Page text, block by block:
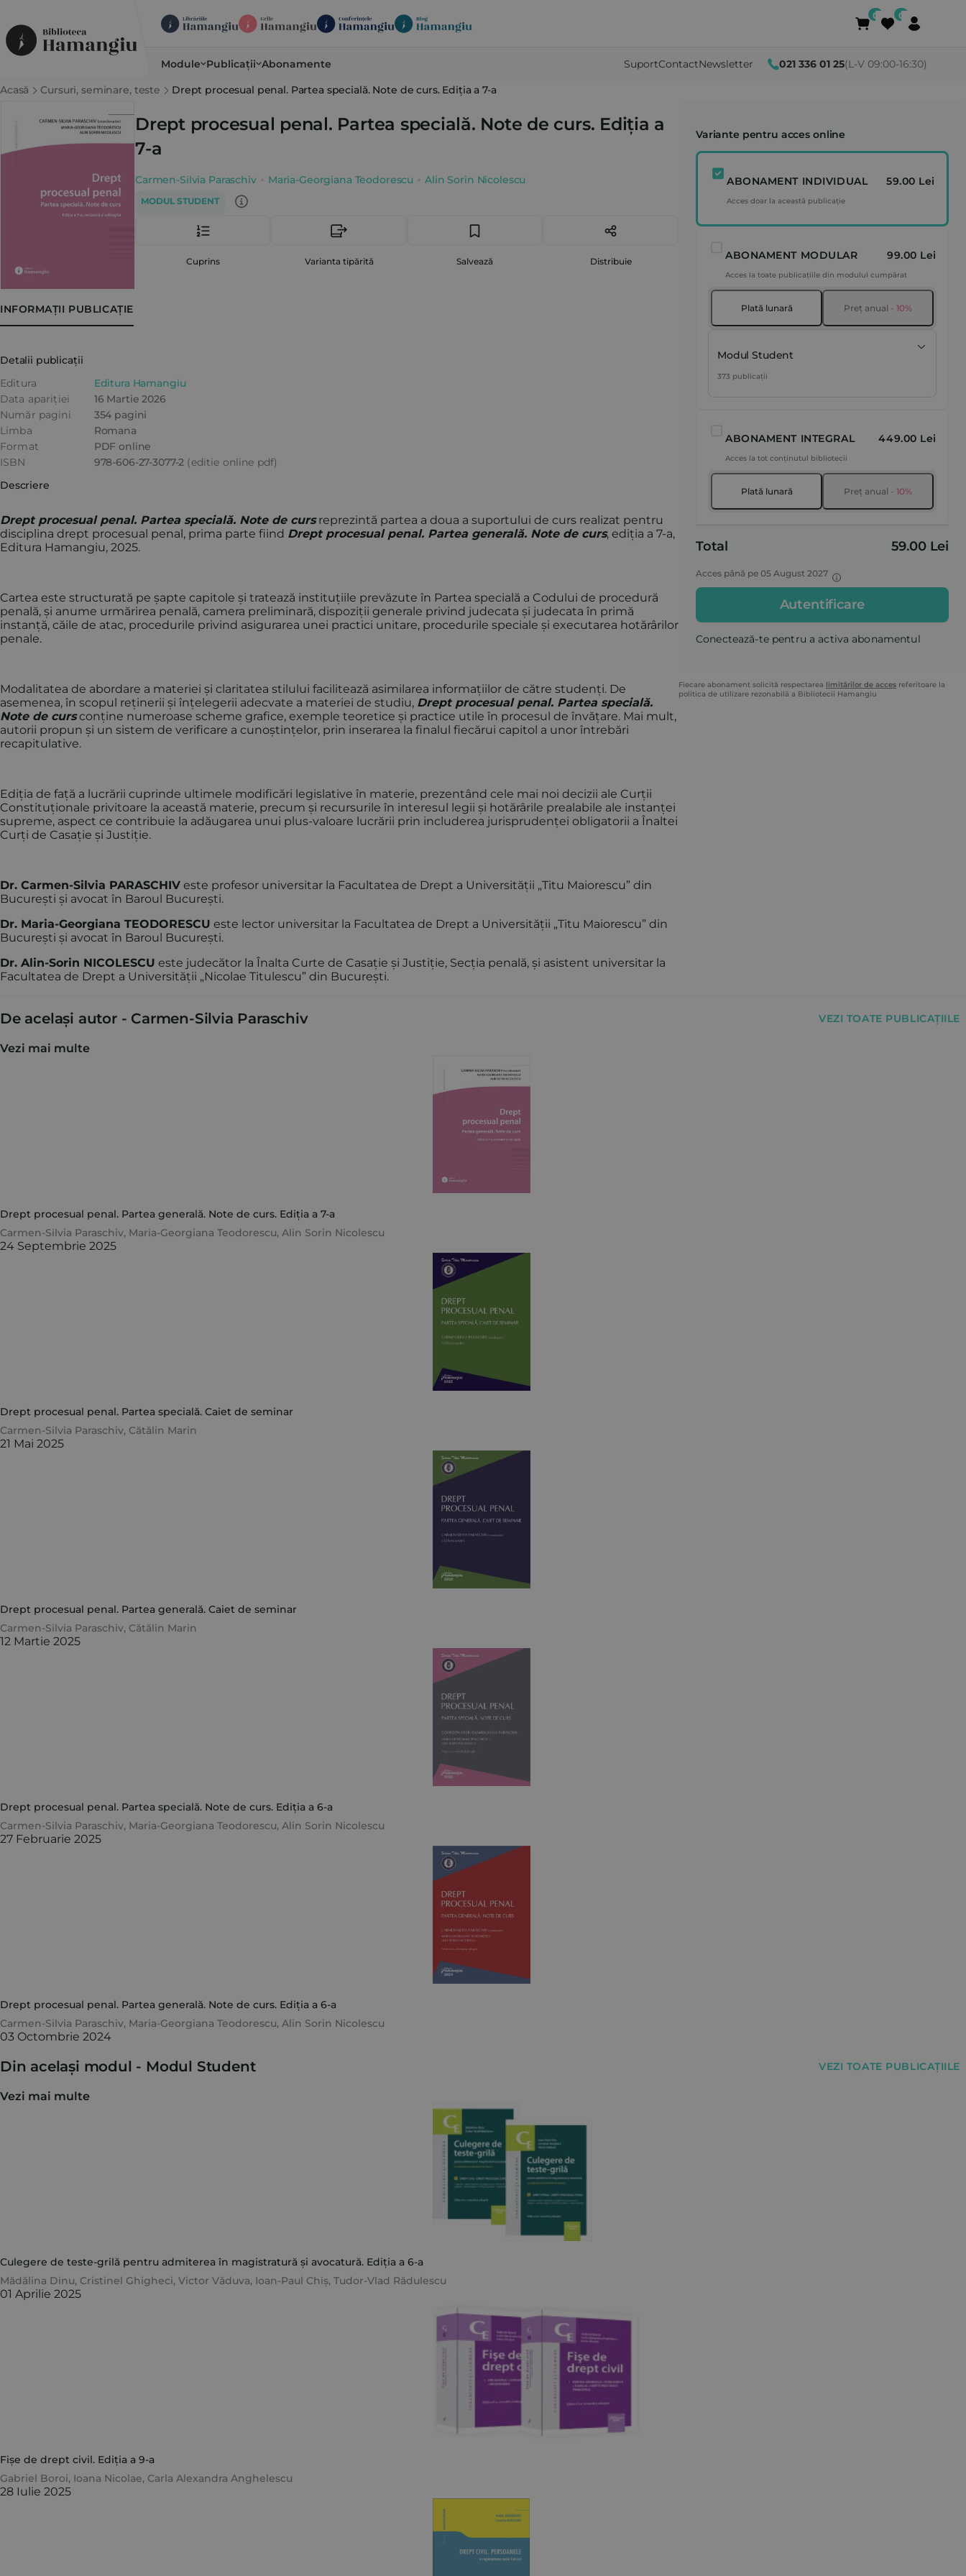
Module Publicații Abonamente SuportContactNewsletter 021 336 01 25(L-V 09:00-16:30)
Acasă Cursuri, seminare, teste Drept procesual penal. Partea specială. Note de curs. Ediția a 7-a
Drept procesual penal. Partea specială. Note de curs. Ediția a
7-a
Carmen-Silvia Paraschiv Maria-Georgiana Teodorescu Alin Sorin Nicolescu
MODUL STUDENT
Cuprins Varianta tipărită Salvează Distribuie
INFORMAȚII PUBLICAȚIE
Detalii publicații
Editura
Editura Hamangiu
Data apariției
16 Martie 2026
Număr pagini
354 pagini
Limba
Romana
Format
PDF online
ISBN
978-606-27-3077-2 (editie online pdf)
Descriere
Drept procesual penal. Partea specială. Note de cursreprezintă partea a doua a suportului de curs realizat pentru
disciplina drept procesual penal, prima parte fiind Drept procesual penal. Partea generală. Note de curs, ediția a 7-a,
Editura Hamangiu, 2025.
Cartea este structurată pe șapte capitole și tratează instituțiile prevăzute în Partea specială a Codului de procedură
penală, și anume urmărirea penală, camera preliminară, dispoziții generale privind judecata și judecata în primă
instanță, căile de atac, procedurile privind asigurarea unei practici unitare, procedurile speciale și executarea hotărârilor
penale.
Modalitatea de abordare a materiei și claritatea stilului facilitează asimilarea informațiilor de către studenți. De
asemenea, în scopul reținerii și înțelegerii adecvate a materiei de studiu, Drept procesual penal. Partea specială.
Note de cursconține numeroase scheme grafice, exemple teoretice și practice utile în procesul de învățare. Mai mult,
autorii propun și un sistem de verificare a cunoștințelor, prin inserarea la finalul fiecărui capitol a unor întrebări
recapitulative.
Ediția de față a lucrării cuprinde ultimele modificări legislative în materie, prezentând cele mai noi decizii ale Curții
Constituționale privitoare la această materie, precum și recursurile în interesul legii și hotărârile prealabile ale instanței
supreme, aspect ce contribuie la adăugarea unui plus-valoare lucrării prin includerea jurisprudenței obligatorii a Înaltei
Curți de Casație și Justiție.
Dr. Carmen-Silvia PARASCHIV este profesor universitar la Facultatea de Drept a Universității „Titu Maiorescu” din
București și avocat în Baroul București.
Dr. Maria-Georgiana TEODORESCU este lector universitar la Facultatea de Drept a Universității „Titu Maiorescu” din
București și avocat în Baroul București.
Dr. Alin-Sorin NICOLESCU este judecător la Înalta Curte de Casație și Justiție, Secția penală, și asistent universitar la
Facultatea de Drept a Universității „Nicolae Titulescu” din București.
Variante pentru acces online
ABONAMENT INDIVIDUAL 59.00 Lei
Acces doar la această publicație
ABONAMENT MODULAR 99.00 Lei
Acces la toate publicațiile din modulul cumpărat
Plată lunară Preț anual - 10%
Modul Student
373 publicații
ABONAMENT INTEGRAL 449.00 Lei
Acces la tot conținutul bibliotecii
Plată lunară Preț anual - 10%
Total 59.00 Lei
Acces până pe 05 August 2027
Autentificare
Conectează-te pentru a activa abonamentul
Fiecare abonament solicită respectarea limitărilor de acces referitoare la
politica de utilizare rezonabilă a Bibliotecii Hamangiu
De același autor - Carmen-Silvia Paraschiv VEZI TOATE PUBLICAȚIILE
Vezi mai multe
Drept procesual penal. Partea generală. Note de curs. Ediția a 7-a
Carmen-Silvia Paraschiv, Maria-Georgiana Teodorescu, Alin Sorin Nicolescu
24 Septembrie 2025
Drept procesual penal. Partea specială. Caiet de seminar
Carmen-Silvia Paraschiv, Cătălin Marin
21 Mai 2025
Drept procesual penal. Partea generală. Caiet de seminar
Carmen-Silvia Paraschiv, Cătălin Marin
12 Martie 2025
Drept procesual penal. Partea specială. Note de curs. Ediția a 6-a
Carmen-Silvia Paraschiv, Maria-Georgiana Teodorescu, Alin Sorin Nicolescu
27 Februarie 2025
Drept procesual penal. Partea generală. Note de curs. Ediția a 6-a
Carmen-Silvia Paraschiv, Maria-Georgiana Teodorescu, Alin Sorin Nicolescu
03 Octombrie 2024
Din același modul - Modul Student VEZI TOATE PUBLICAȚIILE
Vezi mai multe
Culegere de teste-grilă pentru admiterea în magistratură și avocatură. Ediția a 6-a
Mădălina Dinu, Cristinel Ghigheci, Victor Văduva, Ioan-Paul Chiș, Tudor-Vlad Rădulescu
01 Aprilie 2025
Fișe de drept civil. Ediția a 9-a
Gabriel Boroi, Ioana Nicolae, Carla Alexandra Anghelescu
28 Iulie 2025